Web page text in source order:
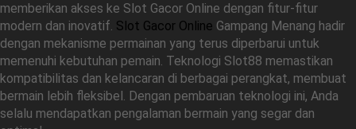
memberikan akses ke Slot Gacor Online dengan fitur-fitur
modern dan inovatif. Slot Gacor Online Gampang Menang hadir
dengan mekanisme permainan yang terus diperbarui untuk
memenuhi kebutuhan pemain. Teknologi Slot88 memastikan
kompatibilitas dan kelancaran di berbagai perangkat, membuat
bermain lebih fleksibel. Dengan pembaruan teknologi ini, Anda
selalu mendapatkan pengalaman bermain yang segar dan